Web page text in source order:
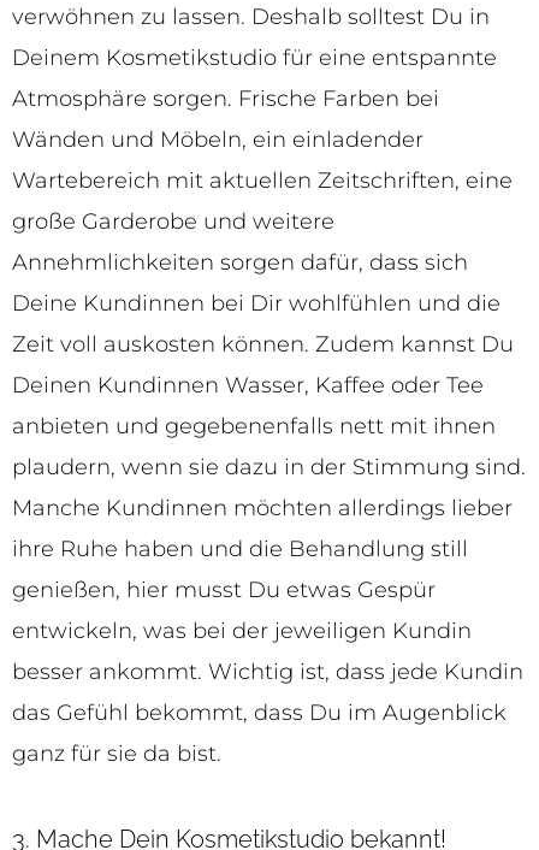
verwöhnen zu lassen. Deshalb solltest Du in
Deinem Kosmetikstudio für eine entspannte
Atmosphäre sorgen. Frische Farben bei
Wänden und Möbeln, ein einladender
Wartebereich mit aktuellen Zeitschriften, eine
große Garderobe und weitere
Annehmlichkeiten sorgen dafür, dass sich
Deine Kundinnen bei Dir wohlfühlen und die
Zeit voll auskosten können. Zudem kannst Du
Deinen Kundinnen Wasser, Kaffee oder Tee
anbieten und gegebenenfalls nett mit ihnen
plaudern, wenn sie dazu in der Stimmung sind.
Manche Kundinnen möchten allerdings lieber
ihre Ruhe haben und die Behandlung still
genießen, hier musst Du etwas Gespür
entwickeln, was bei der jeweiligen Kundin
besser ankommt. Wichtig ist, dass jede Kundin
das Gefühl bekommt, dass Du im Augenblick
ganz für sie da bist.
3. Mache Dein Kosmetikstudio bekannt!